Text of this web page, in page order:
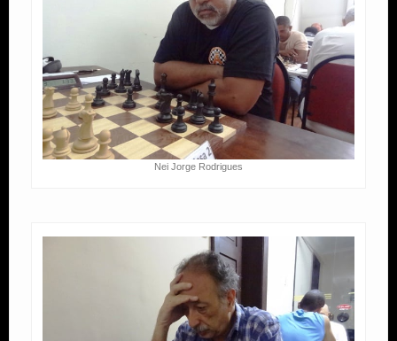
Nei Jorge Rodrigues